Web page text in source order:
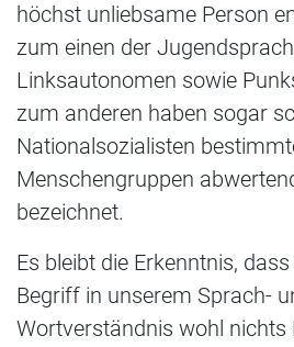
höchst unliebsame Person
zum einen der
Linksautonomen sowie
zum anderen haben sogar
Nationalsozialisten
Menschengruppen
bezeichnet.
Es bleibt die Erkenntnis,
Begriff in unserem Sprach-
Wortverständnis wohl nichts